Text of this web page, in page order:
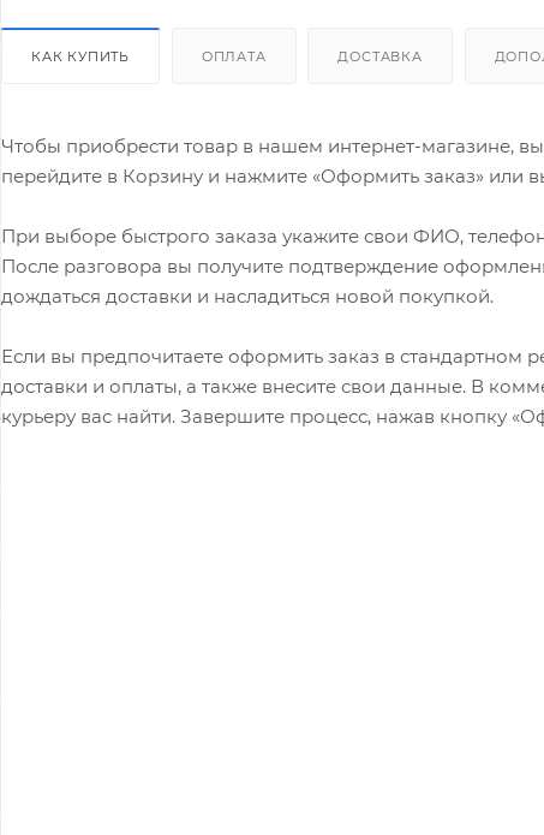
КАК КУПИТЬ ОПЛАТА ДОСТАВКА
Чтобы приобрести товар в нашем интернет-магазине,
перейдите в Корзину и нажмите «Оформить заказ» или
При выборе быстрого заказа укажите свои ФИО,
После разговора вы получите подтверждение
дождаться доставки и насладиться новой покупкой.
Если вы предпочитаете оформить заказ в стандартном
доставки и оплаты, а также внесите свои данные. В
курьеру вас найти. Завершите процесс, нажав кнопку